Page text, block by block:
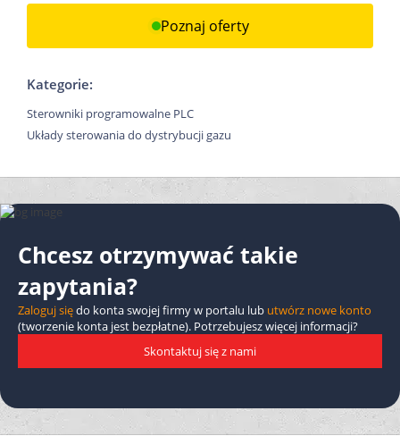
Poznaj oferty
Kategorie:
Sterowniki programowalne PLC
Układy sterowania do dystrybucji gazu
Chcesz otrzymywać takie
zapytania?
Zaloguj siędo konta swojej firmy w portalu lub utwórz nowe konto
(tworzenie konta jest bezpłatne). Potrzebujesz więcej informacji?
Skontaktuj się z nami